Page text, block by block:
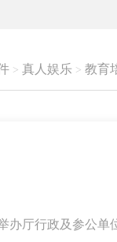
真人娱乐 教育
办厅行政及参公